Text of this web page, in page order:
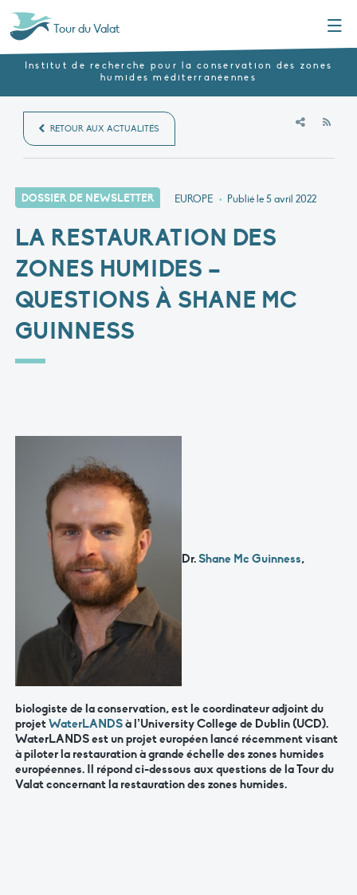
Tour du Valat
Institut de recherche pour la conservation des zones
humides méditerranéennes
RETOUR AUX ACTUALITÉS
DOSSIER DE NEWSLETTER EUROPE • Publié le5 avril 2022
LA RESTAURATION DES
ZONES HUMIDES –
QUESTIONS À SHANE MC
GUINNESS
Dr.Shane Mc Guinness,
biologiste de la conservation, est le coordinateur adjoint du
projetWaterLANDSà l’University College de Dublin (UCD).
WaterLANDS est un projet européen lancé récemment visant
à piloter la restauration à grande échelle des zones humides
européennes. Il répond ci-dessous aux questions de la Tour du
Valat concernant la restauration des zones humides.